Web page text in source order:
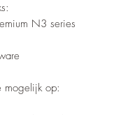
N3 series
mogelijk op: